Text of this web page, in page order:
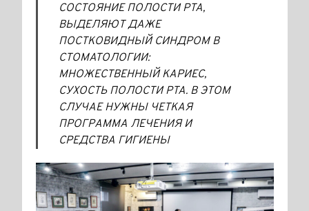
СОСТОЯНИЕ ПОЛОСТИ РТА,
ВЫДЕЛЯЮТ ДАЖЕ
ПОСТКОВИДНЫЙ СИНДРОМ В
СТОМАТОЛОГИИ:
МНОЖЕСТВЕННЫЙ КАРИЕС,
СУХОСТЬ ПОЛОСТИ РТА. В ЭТОМ
СЛУЧАЕ НУЖНЫ ЧЕТКАЯ
ПРОГРАММА ЛЕЧЕНИЯ И
СРЕДСТВА ГИГИЕНЫ